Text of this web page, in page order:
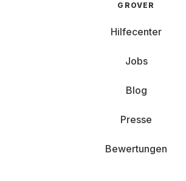
GROVER
Hilfecenter
Jobs
Blog
Presse
Bewertungen